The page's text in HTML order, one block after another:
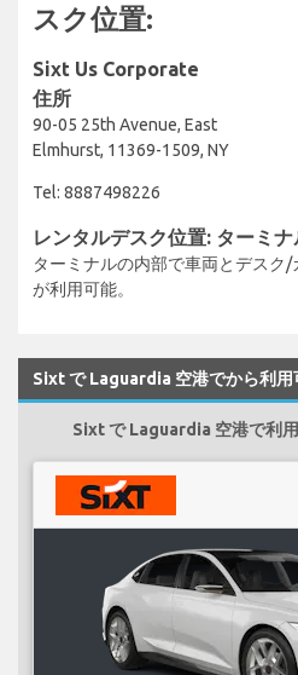
スク位置:
Sixt Us Corporate
住所
90-05 25th Avenue, East
Elmhurst, 11369-1509, NY
Tel: 8887498226
レンタルデスク位置: ターミ
ターミナルの内部で車両とデスク
が利用可能。
Sixt で Laguardia 空港でから利用
Sixt で Laguardia 空港で利